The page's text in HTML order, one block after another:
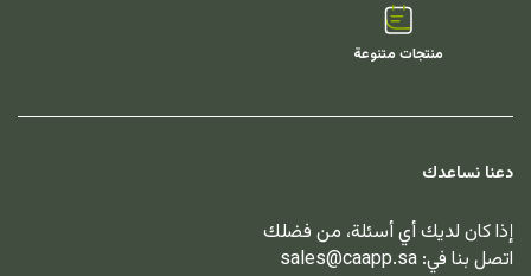
منتجات متنوعة
دعنا نساعدك
إذا كان لديك أي أسئلة، من فضلك
اتصل بنا في: sales@caapp.sa